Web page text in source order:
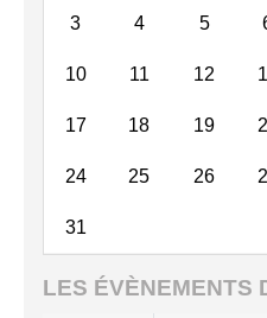
3 4 5
10 11 12
17 18 19
24 25 26
31
LES ÉVÈNEMENTS